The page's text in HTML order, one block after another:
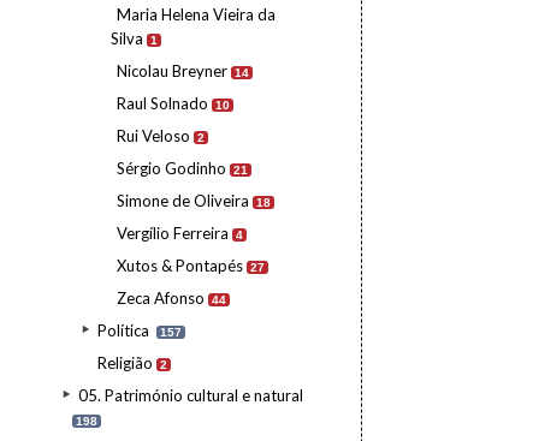
Maria Helena Vieira da
Silva
1
Nicolau Breyner 14
Raul Solnado 10
Rui Veloso 2
Sérgio Godinho 21
Simone de Oliveira 18
Vergílio Ferreira 4
Xutos & Pontapés 27
Zeca Afonso 44
Política 157
Religião 2
05. Património cultural e natural
198